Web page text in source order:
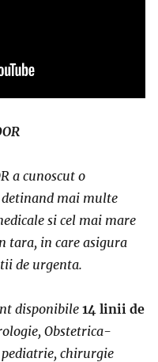
a cunoscut o
mai multe
si cel mai mare
tara, in care asigura
de urgenta.
disponibile14 linii de
Obstetrica-
chirurgie